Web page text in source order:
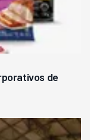
de